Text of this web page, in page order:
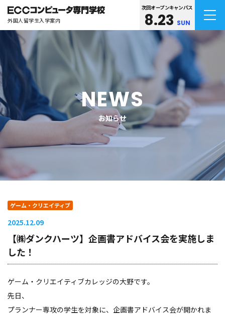
外国人留学生入学案内
次回オープンキャンパス
8.23 SUN
NEWS
お知らせ
ゲーム・クリエイティブ
2025.12.09
【㈱ダンクハーツ】企画書アドバイス会を実施しま
した！
ゲーム・クリエイティブカレッジの大野です。
先日、
プランナー専攻の学生を対象に、企画書アドバイス会が開かれま